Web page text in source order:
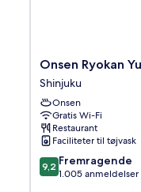
Onsen
Ryokan
Yuen
Shinjuku
Shinjuku
Onsen Ryokan
Shinjuku
Onsen
Gratis Wi-Fi
Restaurant
Faciliteter til tøjvask
9.2
ud
9,2 Fremragende
1.005 anmeldelser